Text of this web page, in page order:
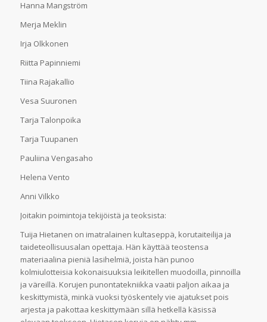
Hanna Mangström
Merja Meklin
Irja Olkkonen
Riitta Papinniemi
Tiina Rajakallio
Vesa Suuronen
Tarja Talonpoika
Tarja Tuupanen
Pauliina Vengasaho
Helena Vento
Anni Vilkko
Joitakin poimintoja tekijöistä ja teoksista:
Tuija Hietanen on imatralainen kultaseppä, korutaiteilija ja
taideteollisuusalan opettaja. Hän käyttää teostensa
materiaalina pieniä lasihelmiä, joista hän punoo
kolmiulotteisia kokonaisuuksia leikitellen muodoilla, pinnoilla
ja väreillä. Korujen punontatekniikka vaatii paljon aikaa ja
keskittymistä, minkä vuoksi työskentely vie ajatukset pois
arjesta ja pakottaa keskittymään sillä hetkellä käsissä